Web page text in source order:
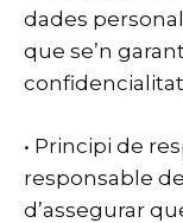
dades
que se’n
• Principi de
responsable
d’assegurar